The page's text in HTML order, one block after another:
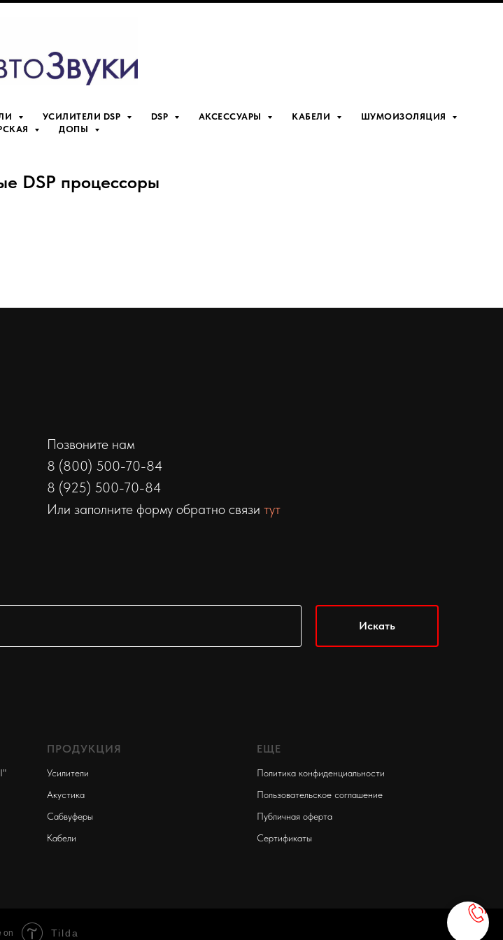
УСИЛИТЕЛИ DSP DSP АКСЕССУАРЫ КАБЕЛИ
ШУМОИЗОЛЯЦИЯ
ДОПЫ
DSP процессоры
Позвоните нам
8 (800) 500-70-84
8 (925) 500-70-84
Или заполните форму обратно связи тут
Искать
ПРОДУКЦИЯ
Усилители
Акустика
Сабвуферы
Кабели
ЕЩЕ
Политика конфиденциальности
Пользовательское соглашение
Публичная оферта
Сертификаты
on Tilda